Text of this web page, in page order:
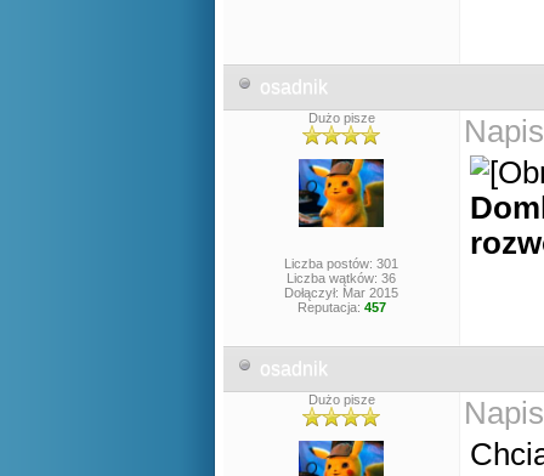
osadnik
Dużo pisze
Liczba postów: 301
Liczba wątków: 36
Dołączył: Mar 2015
Reputacja: 457
osadnik
Dużo pisze